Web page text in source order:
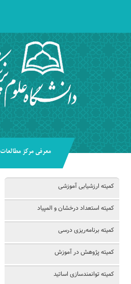
معرفی مرکز مطالعات
کمیته ارزشیابی آموزشی
کمیته استعداد درخشان و المپیاد
کمیته برنامه‌ریزی درسی
کمیته پژوهش در آموزش
کمیته توانمندسازی اساتید